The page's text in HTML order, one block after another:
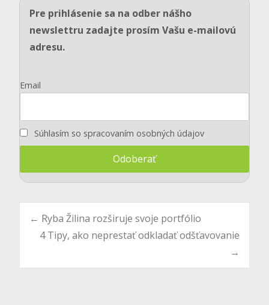
Pre prihlásenie sa na odber nášho
newslettru zadajte prosím Vašu e-mailovú
adresu.
Email
Súhlasím so spracovaním osobných údajov
Post
navigation
← Ryba Žilina rozširuje svoje portfólio
4 Tipy, ako neprestať odkladať odšťavovanie
→